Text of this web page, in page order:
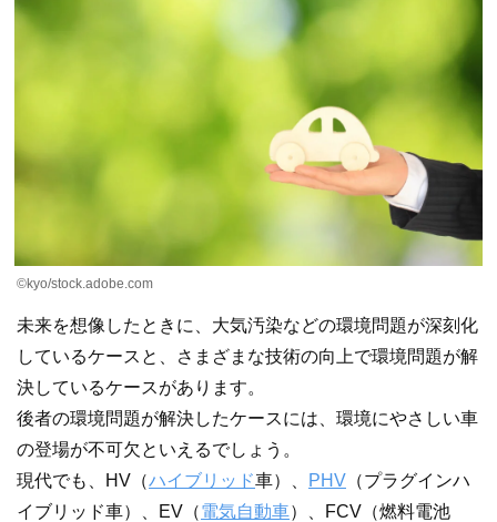
©kyo/stock.adobe.com
未来を想像したときに、大気汚染などの環境問題が深刻化
しているケースと、さまざまな技術の向上で環境問題が解
決しているケースがあります。
後者の環境問題が解決したケースには、環境にやさしい車
の登場が不可欠といえるでしょう。
現代でも、HV（ハイブリッド車）、 PHV （プラグインハ
イブリッド車）、EV（電気自動車）、FCV（燃料電池